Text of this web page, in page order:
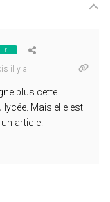
il y a
plus cette
Mais elle est
article.